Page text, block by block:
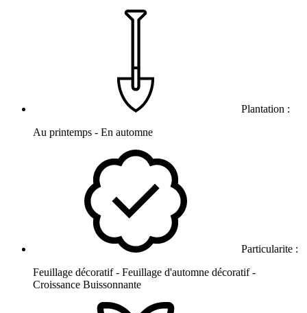
Plantation :
Au printemps - En automne
Particularite :
Feuillage décoratif - Feuillage d'automne décoratif -
Croissance Buissonnante